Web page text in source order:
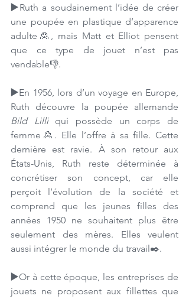
▶️Ruth a soudainement l’idée de créer
une poupée en plastique d’apparence
adulte🙎, mais Matt et Elliot pensent
que ce type de jouet n’est pas
vendable👎.
▶️En 1956, lors d’un voyage en Europe,
Bild Lilli qui possède un corps de
femme🙎. Elle l’offre à sa fille. Cette
dernière est ravie. À son retour aux
États-Unis, Ruth reste déterminée à
concrétiser son concept, car elle
perçoit l’évolution de la société et
comprend que les jeunes filles des
années 1950 ne souhaitent plus être
seulement des mères. Elles veulent
aussi intégrer le monde du travail✒️.
▶️Or à cette époque, les entreprises de
jouets ne proposent aux fillettes que